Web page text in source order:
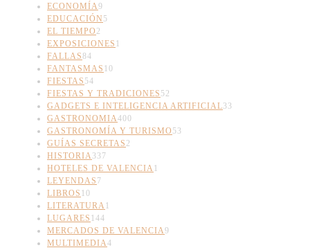
ECONOMÍA9
EDUCACIÓN 5
EL TIEMPO 2
EXPOSICIONES 1
FALLAS84
FANTASMAS 10
FIESTAS 54
FIESTAS Y TRADICIONES 52
GADGETS E INTELIGENCIA ARTIFICIAL33
GASTRONOMIA400
GASTRONOMÍA Y TURISMO 53
GUÍAS SECRETAS 2
HISTORIA337
HOTELES DE VALENCIA1
LEYENDAS 7
LIBROS 10
LITERATURA1
LUGARES 144
MERCADOS DE VALENCIA9
MULTIMEDIA4